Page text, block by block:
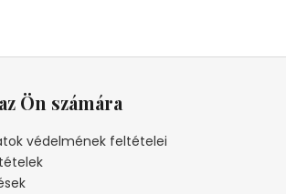
Ön számára
védelmének feltételei